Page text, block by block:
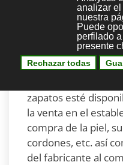
Un ejemplo de
compra de un par
una zapatería de
embargo, todas las
zapatos esté
la venta en el
compra de la piel,
cordones, etc. así
del fabricante al